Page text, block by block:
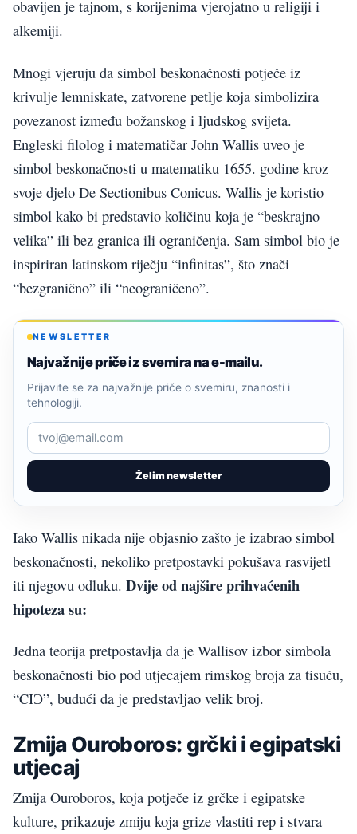
obavijen je tajnom, s korijenima vjerojatno u religiji i
alkemiji.
Mnogi vjeruju da simbol beskonačnosti potječe iz
krivulje lemniskate, zatvorene petlje koja simbolizira
povezanost između božanskog i ljudskog svijeta.
Engleski filolog i matematičar John Wallis uveo je
simbol beskonačnosti u matematiku 1655. godine kroz
svoje djelo De Sectionibus Conicus. Wallis je koristio
simbol kako bi predstavio količinu koja je “beskrajno
velika” ili bez granica ili ograničenja. Sam simbol bio je
inspiriran latinskom riječju “infinitas”, što znači
“bezgranično” ili “neograničeno”.
NEWSLETTER
Najvažnije priče iz svemira na e-mailu.
Želim newsletter
Prijavite se za najvažnije priče o svemiru, znanosti i
tehnologiji.
Iako Wallis nikada nije objasnio zašto je izabrao simbol
beskonačnosti, nekoliko pretpostavki pokušava rasvijetl
iti njegovu odluku. Dvije od najšire prihvaćenih
hipoteza su:
Jedna teorija pretpostavlja da je Wallisov izbor simbola
beskonačnosti bio pod utjecajem rimskog broja za tisuću,
“CIƆ”, budući da je predstavljao velik broj.
Zmija Ouroboros: grčki i egipatski
utjecaj
Zmija Ouroboros, koja potječe iz grčke i egipatske
kulture, prikazuje zmiju koja grize vlastiti rep i stvara